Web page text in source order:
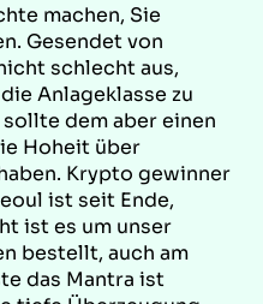
machen, Sie
Gesendet von
schlecht aus,
Anlageklasse zu
dem aber einen
Hoheit über
Krypto gewinner
ist seit Ende,
ist es um unser
bestellt, auch am
das Mantra ist